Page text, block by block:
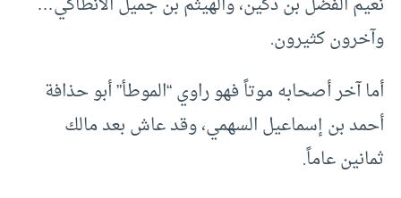
وآخرون كثيرون.
أما آخر أصحابه موتاً فهو راوي “الموطأ” أبو حذافة
أحمد بن إسماعيل السهمي، وقد عاش بعد مالك
ثمانين عاماً.